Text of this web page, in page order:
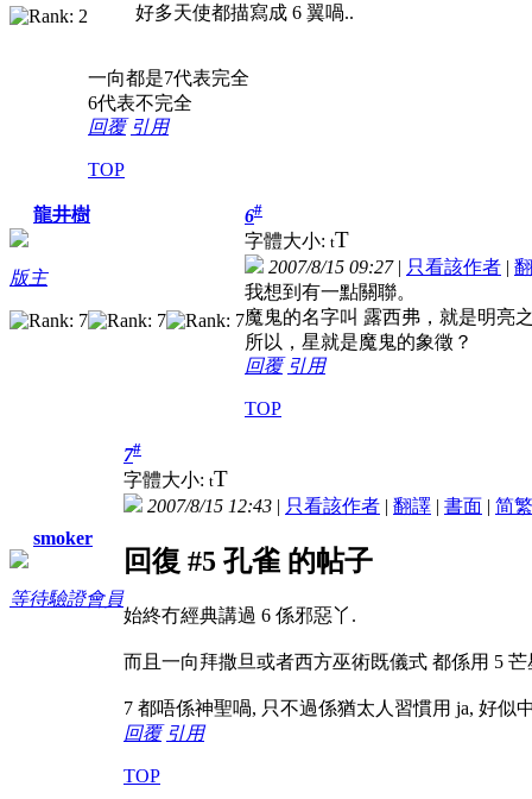
好多天使都描寫成 6 翼喎..
一向都是7代表完全
6代表不完全
回覆 引用
TOP
龍井樹
版主
6#
字體大小: tT
2007/8/15 09:27| 只看該作者 |
我想到有一點關聯。
魔鬼的名字叫 露西弗，就是明亮
所以，星就是魔鬼的象徵？
回覆 引用
TOP
smoker
等待驗證會員
7#
字體大小: tT
2007/8/15 12:43 | 只看該作者 | 翻譯 | 書面 | 简繁
回復 #5 孔雀 的帖子
始終冇經典講過 6 係邪惡丫.
而且一向拜撒旦或者西方巫術既儀式 都係用 5
7 都唔係神聖喎, 只不過係猶太人習慣用 ja, 好似
回覆 引用
TOP